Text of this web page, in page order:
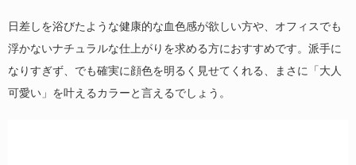
日差しを浴びたような健康的な血色感が欲しい方や、オフィスでも
浮かないナチュラルな仕上がりを求める方におすすめです。派手に
なりすぎず、でも確実に顔色を明るく見せてくれる、まさに「大人
可愛い」を叶えるカラーと言えるでしょう。